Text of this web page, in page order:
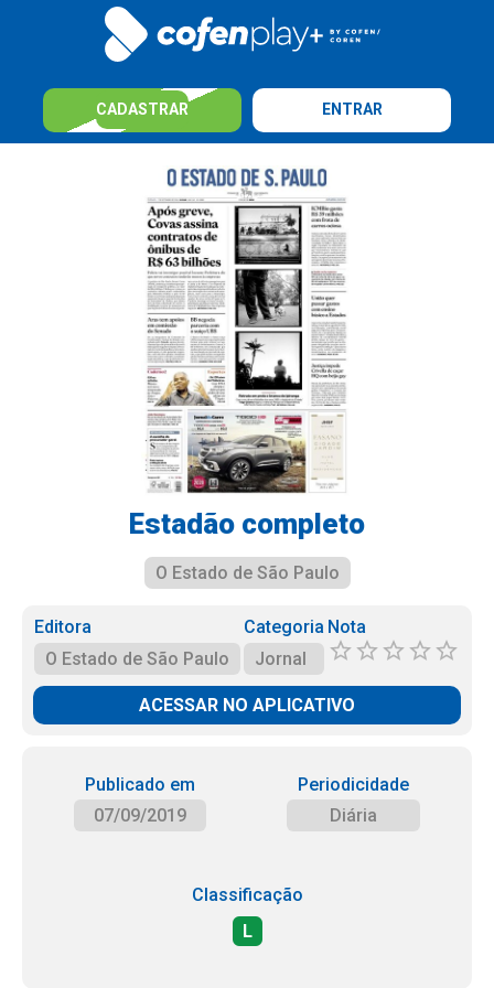
CADASTRAR ENTRAR
Estadão completo
O Estado de São Paulo
Editora
O Estado de São Paulo
Categoria
Jornal
Nota
ACESSAR NO APLICATIVO
Publicado em
07/09/2019
Periodicidade
Diária
Classificação
L